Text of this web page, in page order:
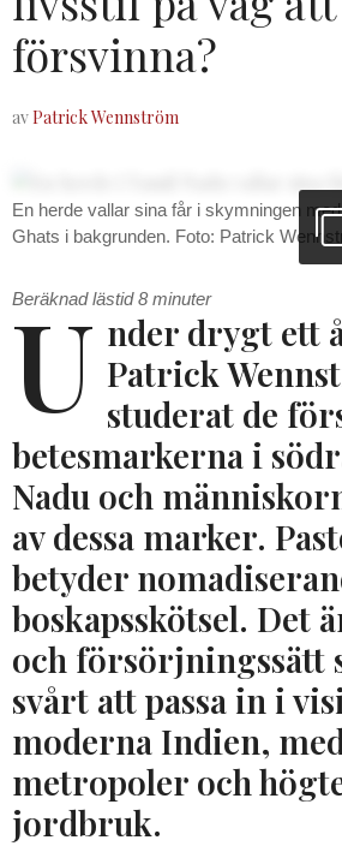
försvinna?
avPatrick Wennström
En herde vallar sina får i skymningen
Ghats i bakgrunden. Foto: Patrick
Beräknad lästid8minuter
U nder drygt ett
Patrick
studerat de
betesmarkerna i
Nadu och
av dessa marker.
betyder
boskapsskötsel. Det
och försörjningssätt
svårt att passa in i
moderna Indien,
metropoler och
jordbruk.